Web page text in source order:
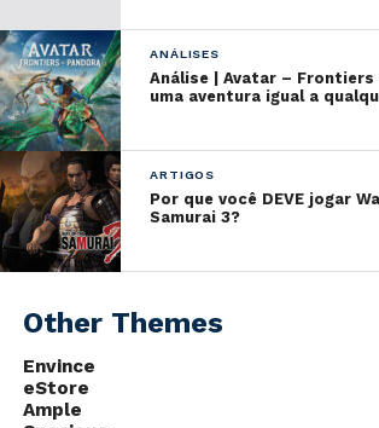
ANÁLISES
Análise | Avatar –
uma aventura igual a
ARTIGOS
Por que você DEVE jogar
Samurai 3?
Other Themes
Envince
eStore
Ample